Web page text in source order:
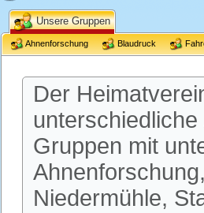
Unsere Gruppen
Ahnenforschung Blaudruck
Der
Gruppen mit
Niedermühle,